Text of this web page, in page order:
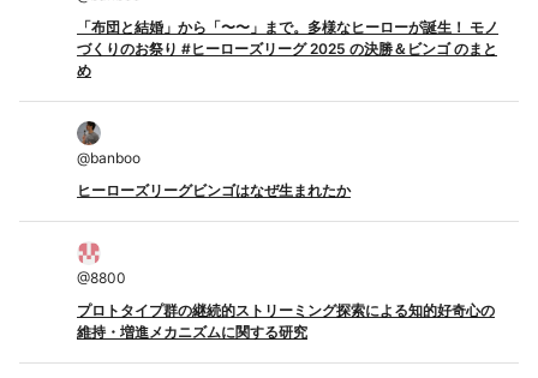
「布団と結婚」から「〜〜」まで。多様なヒーローが誕生！ モノ
づくりのお祭り #ヒーローズリーグ 2025 の決勝＆ビンゴ のまと
め
@banboo
ヒーローズリーグビンゴはなぜ生まれたか
@8800
プロトタイプ群の継続的ストリーミング探索による知的好奇心の
維持・増進メカニズムに関する研究